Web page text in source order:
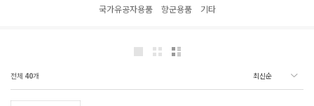
국가유공자용품
향군용품 기타
전체 40개